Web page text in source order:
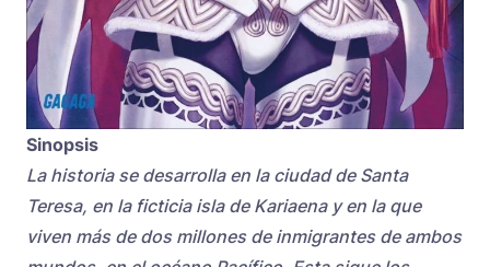
Sinopsis
La historia se desarrolla en la ciudad de Santa
Teresa, en la ficticia isla de Kariaena y en la que
viven más de dos millones de inmigrantes de ambos